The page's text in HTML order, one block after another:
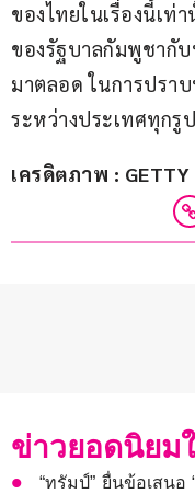
ของไทยในเรื่องนี้เท่
ของรัฐบาลกัมพูชากั
มาตลอด ในการปรา
ระหว่างประเทศทุกรู
เครดิตภาพ : GETTY
ข่าวยอดนิยม
“ทรัมป์” ยื่นข้อเสนอ